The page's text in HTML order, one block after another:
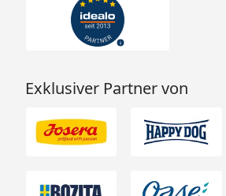
Exklusiver Partner von